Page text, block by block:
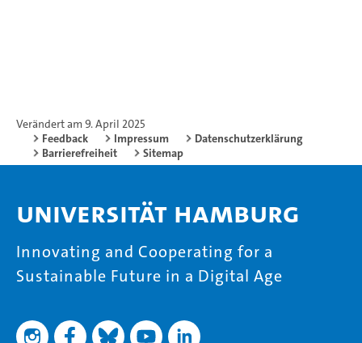
Verändert am 9. April 2025
Feedback
Impressum
Datenschutzerklärung
Barrierefreiheit
Sitemap
Universität Hamburg
Innovating and Cooperating for a
Sustainable Future in a Digital Age